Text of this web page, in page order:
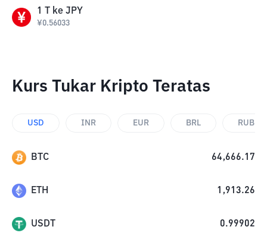
1 ke JPY
¥0.56033
Kurs Tukar Kripto Teratas
USD INR EUR BRL RUB
BTC 64,666.17
ETH 1,913.26
USDT 0.99902